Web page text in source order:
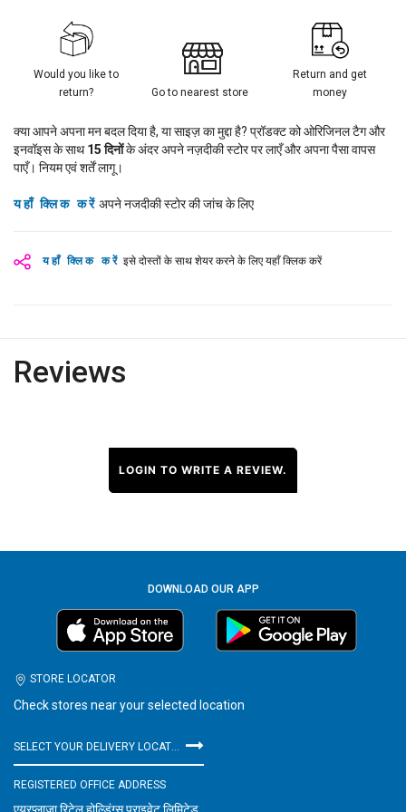
यहाँ क्लिक करें इसे दोस्तों के साथ शेयर करने के लिए यहाँ क्लिक करें
Would you like to
return?
Go to nearest store
Return and get
money
क्या आपने अपना मन बदल दिया है, या साइज़ का मुद्दा है? प्रॉडक्ट को ओरिजिनल टैग और
इनवॉइस के साथ15 दिनोंके अंदर अपने नज़दीकी स्टोर पर लाएँ और अपना पैसा वापस
पाएँ। नियम एवं शर्तें लागू।
यहाँ क्लिक करें अपने नजदीकी स्टोर की जांच के लिए
Reviews
LOGIN TO WRITE A REVIEW.
DOWNLOAD OUR APP
STORE LOCATOR
Check stores near your selected location
REGISTERED OFFICE ADDRESS
एयरप्लाज़ा रिटेल होल्डिंग्स प्राइवेट लिमिटेड